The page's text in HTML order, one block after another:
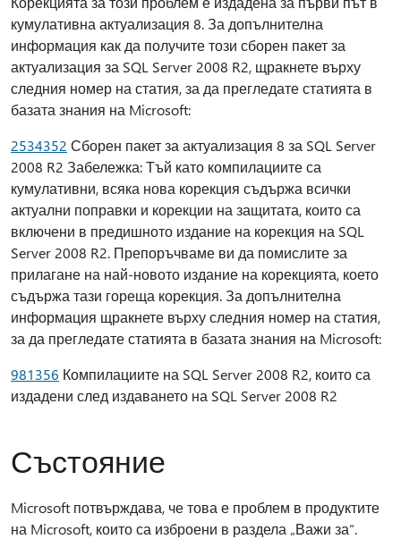
кумулативна актуализация 8. За допълнителна
информация как да получите този сборен пакет за
актуализация за SQL Server 2008 R2, щракнете върху
следния номер на статия, за да прегледате статията в
базата знания на Microsoft:
2534352 Сборен пакет за актуализация 8 за SQL Server
2008 R2 Забележка: Тъй като компилациите са
кумулативни, всяка нова корекция съдържа всички
актуални поправки и корекции на защитата, които са
включени в предишното издание на корекция на SQL
Server 2008 R2. Препоръчваме ви да помислите за
прилагане на най-новото издание на корекцията, което
съдържа тази гореща корекция. За допълнителна
информация щракнете върху следния номер на статия,
за да прегледате статията в базата знания на Microsoft:
981356 Компилациите на SQL Server 2008 R2, които са
издадени след издаването на SQL Server 2008 R2
Състояние
Microsoft потвърждава, че това е проблем в продуктите
на Microsoft, които са изброени в раздела „Важи за“.